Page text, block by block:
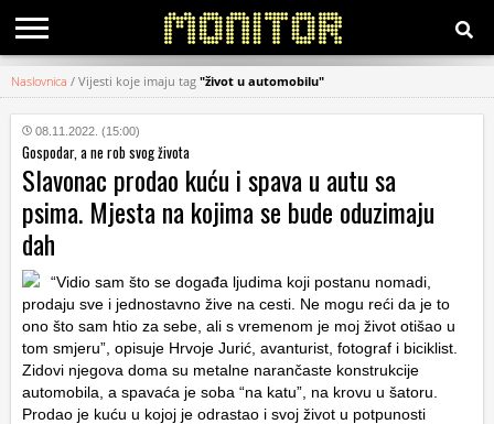
KATEGORIJE
HRVATSKI
WEB
Naslovnica / Vijesti koje imaju tag "život u automobilu"
08.11.2022. (15:00)
Gospodar, a ne rob svog života
Slavonac prodao kuću i spava u autu sa
psima. Mjesta na kojima se bude oduzimaju
dah
“Vidio sam što se događa ljudima koji postanu nomadi,
prodaju sve i jednostavno žive na cesti. Ne mogu reći da je to
ono što sam htio za sebe, ali s vremenom je moj život otišao u
tom smjeru”, opisuje Hrvoje Jurić, avanturist, fotograf i biciklist.
Zidovi njegova doma su metalne narančaste konstrukcije
automobila, a spavaća je soba “na katu”, na krovu u šatoru.
Prodao je kuću u kojoj je odrastao i svoj život u potpunosti